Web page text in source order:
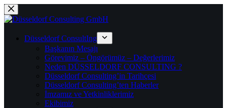
Skip
to
Düsseldorf ConsultIng
Başkanın Mesajı
Görevimiz – Öngörümüz – Değerlerimiz
Neden DÜSSELDORF CONSULTING ?
Düsseldorf Consulting’in Tarihçesi
Düsseldorf Consulting’ten Haberler
İmzamız ve Yetkinliklerimiz
Ekibimiz